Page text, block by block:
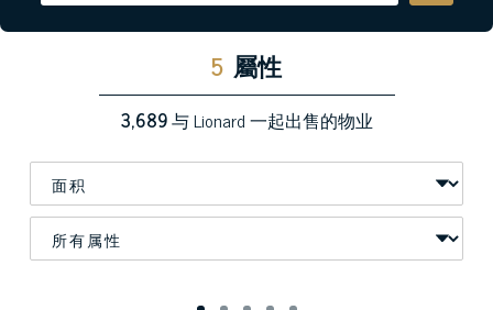
5 屬性
3,689与 Lionard 一起出售的物业